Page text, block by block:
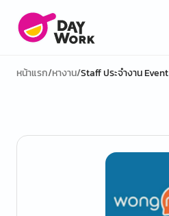
หน้าแรก/หางาน/Staff ประจำงาน Event